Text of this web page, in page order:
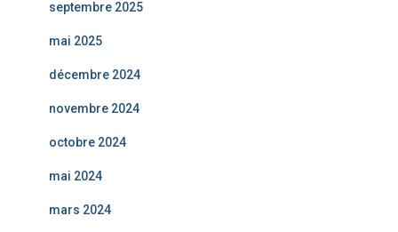
septembre 2025
mai 2025
décembre 2024
novembre 2024
octobre 2024
mai 2024
mars 2024